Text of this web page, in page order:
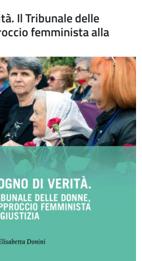
Il Tribunale delle
femminista alla